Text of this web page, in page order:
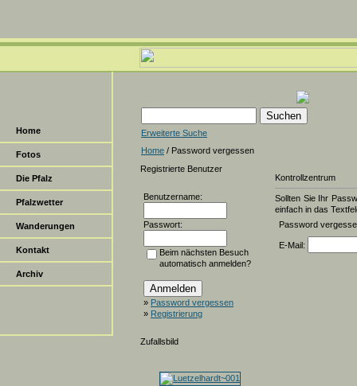
Home
Fotos
Die Pfalz
Pfalzwetter
Wanderungen
Kontakt
Archiv
Erweiterte Suche
Home / Password vergessen
Registrierte Benutzer
Benutzername:
Passwort:
Beim nächsten Besuch
automatisch anmelden?
» Password vergessen
» Registrierung
Zufallsbild
Kontrollzentrum
Sollten Sie Ihr
einfach in das
Password
E-Mail: